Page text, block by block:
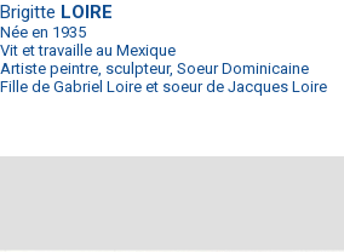
Brigitte LOIRE
Née en 1935
Vit et travaille au Mexique
Artiste peintre, sculpteur, Soeur Dominicaine
Fille de Gabriel Loire et soeur de Jacques Loire